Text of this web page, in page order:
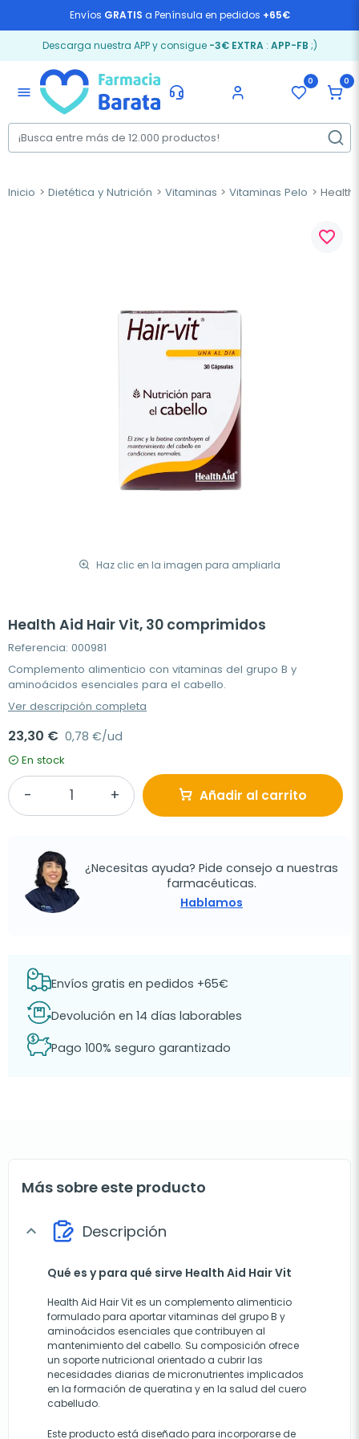
Envíos GRATIS a Península en pedidos +65€
Descarga nuestra APP y consigue -3€ EXTRA: APP-FB ;)
menu
0 0
Inicio Dietética y Nutrición Vitaminas Vitaminas Pelo Health
Haz clic en la imagen para ampliarla
favorite_border
Health Aid Hair Vit, 30 comprimidos
Referencia: 000981
Complemento alimenticio con vitaminas del grupo B y
aminoácidos esenciales para el cabello.
Ver descripción completa
23,30 € 0,78 €/ud
En stock
Añadir al carrito
¿Necesitas ayuda? Pide consejo a nuestras
farmacéuticas.
Hablamos
Envíos gratis en pedidos +65€
Devolución en 14 días laborables
Pago 100% seguro garantizado
Más sobre este producto
expand_more Descripción
Qué es y para qué sirve Health Aid Hair Vit
Health Aid Hair Vit es un complemento alimenticio
formulado para aportar vitaminas del grupo B y
aminoácidos esenciales que contribuyen al
mantenimiento del cabello. Su composición ofrece
un soporte nutricional orientado a cubrir las
necesidades diarias de micronutrientes implicados
en la formación de queratina y en la salud del cuero
cabelludo.
Este producto está diseñado para incorporarse de